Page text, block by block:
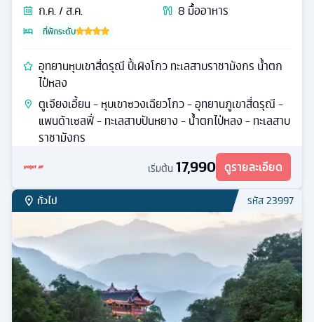
ก.ค. / ส.ค.
8 มื้ออาหาร
ที่พักระดับ
อุทยานหุบเขาสี่ดรุณี ปี้เผิงโกว ทะเลสาบราชามังกร น้ำตก
ไป๋หลง
ตูเจียงเอี้ยน - หุบเขาซวงเฉียวโกว - อุทยานภูเขาสี่ดรุณี -
แพนด้าเซลฟี่ - ทะเลสาบปันหยาง - น้ำตกไป่หลง - ทะเลสาบ
ราชามังกร
เริ่มต้น 17,990 ดูรายละเอียด
ทั่วไป รหัส23997